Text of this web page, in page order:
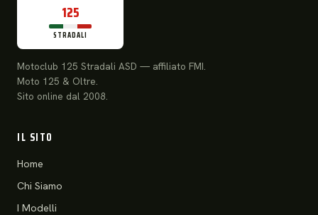
125
STRADALI
Motoclub 125 Stradali ASD — affiliato FMI.
Moto 125 & Oltre.
Sito online dal 2008.
IL SITO
Home
Chi Siamo
I Modelli